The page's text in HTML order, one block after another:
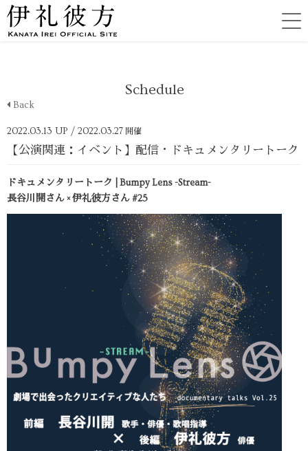
Schedule
Back
2022.03.13 UP / 2022.03.27 開催
【公演関連：イベント】配信・ドキュメンタリートーク
ドキュメンタリートーク | Bumpy Lens -Stream-
長谷川開さん × 伊礼彼方さん #25